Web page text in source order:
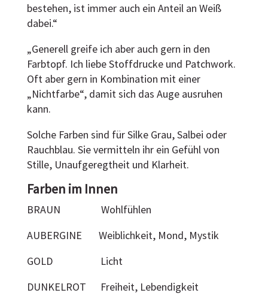
bestehen, ist immer auch ein Anteil an Weiß
dabei.“
„Generell greife ich aber auch gern in den
Farbtopf. Ich liebe Stoffdrucke und Patchwork.
Oft aber gern in Kombination mit einer
„Nichtfarbe“, damit sich das Auge ausruhen
kann.
Solche Farben sind für Silke Grau, Salbei oder
Rauchblau. Sie vermitteln ihr ein Gefühl von
Stille, Unaufgeregtheit und Klarheit.
Farben im Innen
BRAUN Wohlfühlen
AUBERGINE Weiblichkeit, Mond, Mystik
GOLD Licht
DUNKELROT Freiheit, Lebendigkeit